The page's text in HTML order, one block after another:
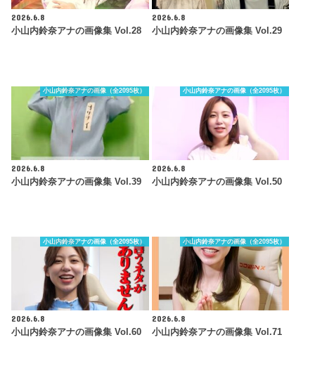
2026.6.8
小山内鈴奈アナの画像集 Vol.28
2026.6.8
小山内鈴奈アナの画像集 Vol.29
小山内鈴奈アナの画像（全2095枚）
2026.6.8
小山内鈴奈アナの画像集 Vol.39
小山内鈴奈アナの画像（全2095枚）
2026.6.8
小山内鈴奈アナの画像集 Vol.50
小山内鈴奈アナの画像（全2095枚）
2026.6.8
小山内鈴奈アナの画像集 Vol.60
小山内鈴奈アナの画像（全2095枚）
2026.6.8
小山内鈴奈アナの画像集 Vol.71